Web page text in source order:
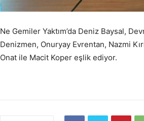
Ne Gemiler Yaktım’da Deniz Baysal,
Denizmen, Onuryay Evrentan, Nazmi
Onat ile Macit Koper eşlik ediyor.